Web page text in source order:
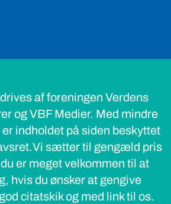
drives af foreningen Verdens
og VBF Medier. Med mindre
er indholdet på siden beskyttet
sætter til gengæld pris
er meget velkommen til at
hvis du ønsker at gengive